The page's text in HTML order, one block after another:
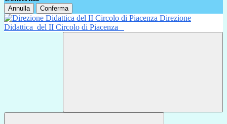
Annulla Conferma
Direzione
Didattica del II Circolo di Piacenza